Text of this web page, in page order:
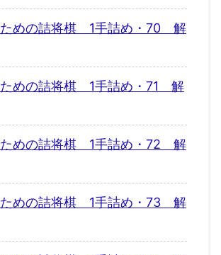
ための詰将棋 1手詰め・70 解
めの詰将棋 1手詰め・71 解
ための詰将棋 1手詰め・72 解
ための詰将棋 1手詰め・73 解